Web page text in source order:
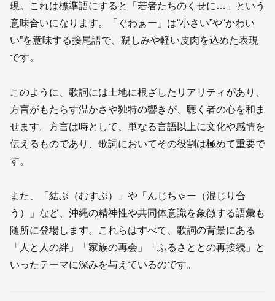
現。これは標準語にすると「若者たちのくせに…」という
意味合いになります。「ぐわぁー」は“小さい”や“かわい
い”を意味する接尾語で、親しみや軽い皮肉を込めた表現
です。
このように、歌詞には土地に根ざしたリアリティがあり、
方言がもたらす温かさや独特の響きが、聴く者の心を和ま
せます。方言は時として、単なる言語以上に文化や感情を
伝えるものであり、歌詞においてその役割は極めて重要で
す。
また、「結ぶ（むすぶ）」や「んじちゃー（混じり合
う）」など、沖縄の精神性や共同体意識を象徴する語彙も
随所に登場します。これらはすべて、歌詞の背景にある
「人と人の絆」「家族の再会」「ふるさととの再接続」と
いったテーマに深みを与えているのです。